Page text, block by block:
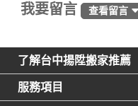
我要留言 查看留言
了解台中揚陞搬家推薦
服務項目